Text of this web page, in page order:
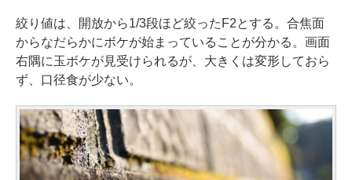
絞り値は、開放から1/3段ほど絞ったF2とする。合焦面
からなだらかにボケが始まっていることが分かる。画面
右隅に玉ボケが見受けられるが、大きくは変形しておら
ず、口径食が少ない。